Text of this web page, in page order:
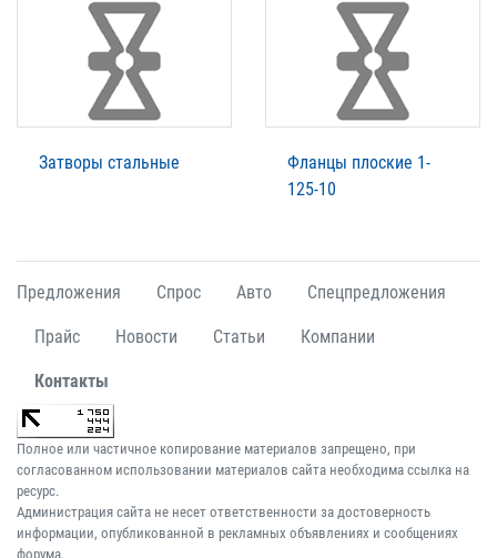
Затворы стальные
Фланцы плоские 1-
125-10
Предложения Спрос Авто Спецпредложения
Прайс Новости Статьи Компании
Контакты
Полное или частичное копирование материалов запрещено, при
согласованном использовании материалов сайта необходима ссылка на
ресурс.
Администрация сайта не несет ответственности за достоверность
информации, опубликованной в рекламных объявлениях и сообщениях
форума.